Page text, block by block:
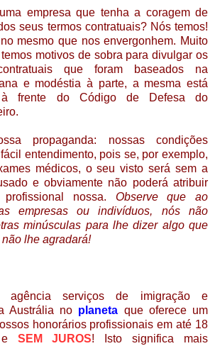
empresa que tenha a coragem de
seus termos contratuais? Nós temos!
mesmo que nos envergonhem. Muito
motivos de sobra para divulgar os
que foram baseados na
e modéstia à parte, a mesma está
à frente do Código de Defesa do
propaganda: nossas condições
entendimento, pois se, por exemplo,
médicos, o seu visto será sem a
e obviamente não poderá atribuir
nossa. Observe que ao
empresas ou indivíduos, nós não
minúsculas para lhe dizer algo que
lhe agradará!
serviços de imigração e
Austrália no planeta que oferece um
honorários profissionais em até 18
e SEM JUROS! Isto significa mais